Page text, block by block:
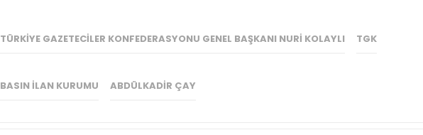
TÜRKIYE GAZETECILER KONFEDERASYONU GENEL BAŞKANI NURI KOLAYLI TGK
BASIN İLAN KURUMU ABDÜLKADIR ÇAY